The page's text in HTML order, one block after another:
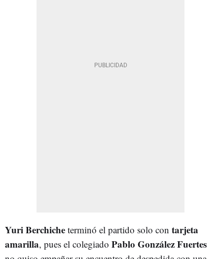
Yuri Berchiche terminó el partido solo con tarjeta
amarilla, pues el colegiado Pablo González Fuertes